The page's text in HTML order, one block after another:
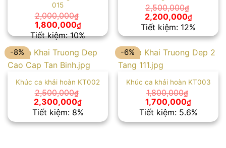
015
2,000,000₫
Giá
gốc
là:
2,000,000₫.
1,800,000₫Giá
hiện
tại
là:
1,800,000₫.
Tiết kiệm: 10%
2,500,000₫
Giá
gốc
là:
2,500,000₫.
2,200,000₫Giá
hiện
tại
là:
Tiết kiệm: 12%
-8%
Khúc ca khải hoàn KT002
2,500,000₫
Giá
gốc
là:
2,500,000₫.
2,300,000₫Giá
hiện
tại
là:
Tiết kiệm: 8%
-6%
Khúc ca khải hoàn KT003
1,800,000₫
Giá
gốc
là:
1,800,000₫.
1,700,000₫Giá
hiện
tại
là:
Tiết kiệm: 5.6%